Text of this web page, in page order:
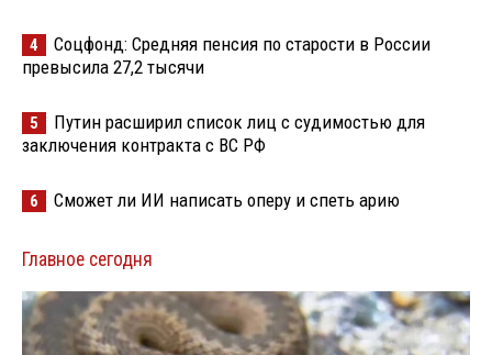
4
Соцфонд: Средняя пенсия по старости в России
превысила 27,2 тысячи
5
Путин расширил список лиц с судимостью для
заключения контракта с ВС РФ
6 Сможет ли ИИ написать оперу и спеть арию
Главное сегодня